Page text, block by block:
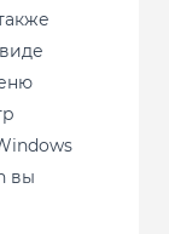
вы